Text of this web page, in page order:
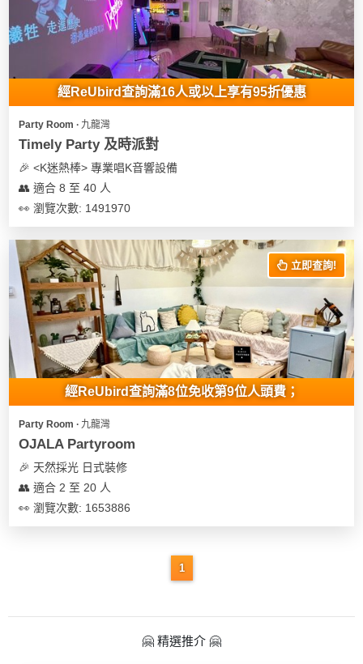
經ReUbird查詢滿16人或以上享有95折優惠
Party Room ∙ 九龍灣
Timely Party 及時派對
🎉 <K迷熱棒> 專業唱K音響設備
👥 適合 8 至 40 人
👀 瀏覽次數: 1491970
立即查詢!
經ReUbird查詢滿8位免收第9位人頭費；
Party Room ∙ 九龍灣
OJALA Partyroom
🎉 天然採光 日式裝修
👥 適合 2 至 20 人
👀 瀏覽次數: 1653886
1
🤗 精選推介 🤗